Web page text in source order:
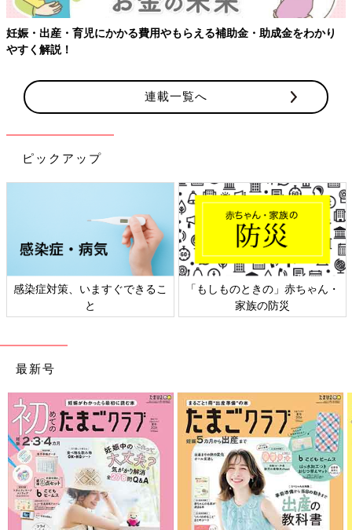
妊娠・出産・育児にかかる費用やもらえる補助金・助成金をわかり
やすく解説！
連載一覧へ
ピックアップ
感染症対策、いますぐできるこ
と
「もしものときの」赤ちゃん・
家族の防災
最新号